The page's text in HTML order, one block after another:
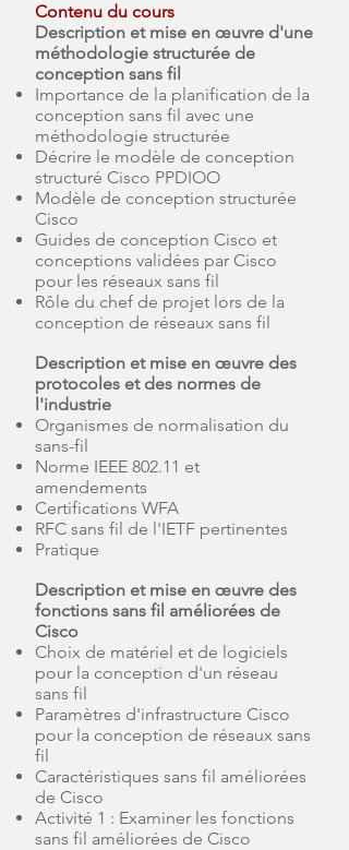
Contenu du cours
Description et mise en œuvre d'une
méthodologie structurée de
conception sans fil
Importance de la planification de la
conception sans fil avec une
méthodologie structurée
Décrire le modèle de conception
structuré Cisco PPDIOO
Modèle de conception structurée
Cisco
Guides de conception Cisco et
conceptions validées par Cisco
pour les réseaux sans fil
Rôle du chef de projet lors de la
conception de réseaux sans fil
Description et mise en œuvre des
protocoles et des normes de
l'industrie
Organismes de normalisation du
sans-fil
Norme IEEE 802.11 et
amendements
Certifications WFA
RFC sans fil de l'IETF pertinentes
Pratique
Description et mise en œuvre des
fonctions sans fil améliorées de
Cisco
Choix de matériel et de logiciels
pour la conception d'un réseau
sans fil
Paramètres d'infrastructure Cisco
pour la conception de réseaux sans
fil
Caractéristiques sans fil améliorées
de Cisco
Activité 1 : Examiner les fonctions
sans fil améliorées de Cisco